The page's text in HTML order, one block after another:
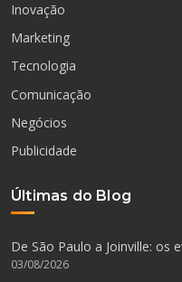
Inovação
Marketing
Tecnologia
Comunicação
Negócios
Publicidade
Últimas do Blog
De São Paulo a Joinville: os
03/08/2026